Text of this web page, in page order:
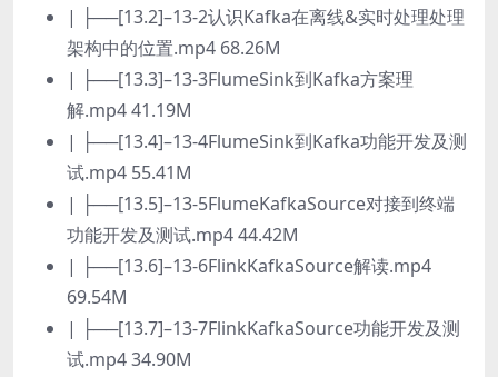
| ├──[13.2]–13-2认识Kafka在离线&实时处理处理
架构中的位置.mp4 68.26M
| ├──[13.3]–13-3FlumeSink到Kafka方案理
解.mp4 41.19M
| ├──[13.4]–13-4FlumeSink到Kafka功能开发及测
试.mp4 55.41M
| ├──[13.5]–13-5FlumeKafkaSource对接到终端
功能开发及测试.mp4 44.42M
| ├──[13.6]–13-6FlinkKafkaSource解读.mp4
69.54M
| ├──[13.7]–13-7FlinkKafkaSource功能开发及测
试.mp4 34.90M